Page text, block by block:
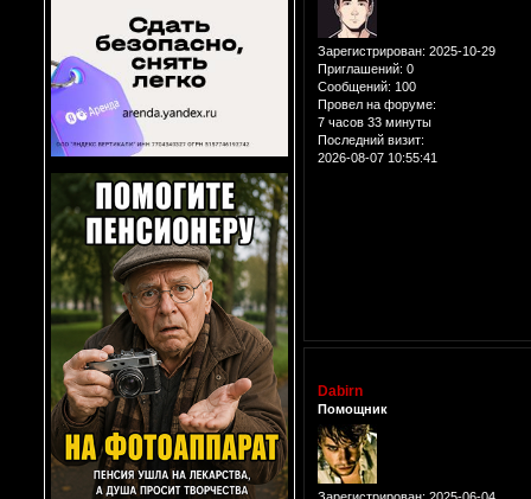
Зарегистрирован: 2025-10-29
Приглашений: 0
Сообщений: 100
Провел на форуме:
7 часов 33 минуты
Последний визит:
2026-08-07 10:55:41
Dabirn
Помощник
Зарегистрирован: 2025-06-04